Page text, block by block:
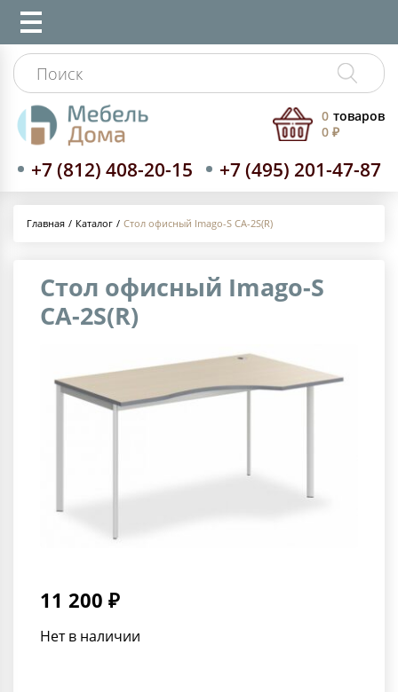
+7 (812) 408-20-15 +7 (495) 201-47-87
0 товаров
0 ₽
Главная Каталог Стол офисный Imago-S СА-2S(R)
Стол офисный Imago-S
СА-2S(R)
11 200 ₽
Нет в наличии